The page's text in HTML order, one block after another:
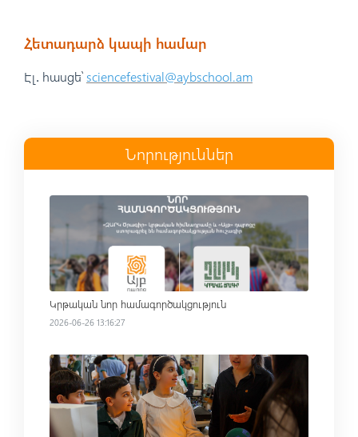
Հետադարձ կապի համար
Էլ․ հասցե՝ sciencefestival@aybschool.am
Նորություններ
Read more
Կրթական նոր համագործակցություն
2026-06-26 13:16:27
Read more